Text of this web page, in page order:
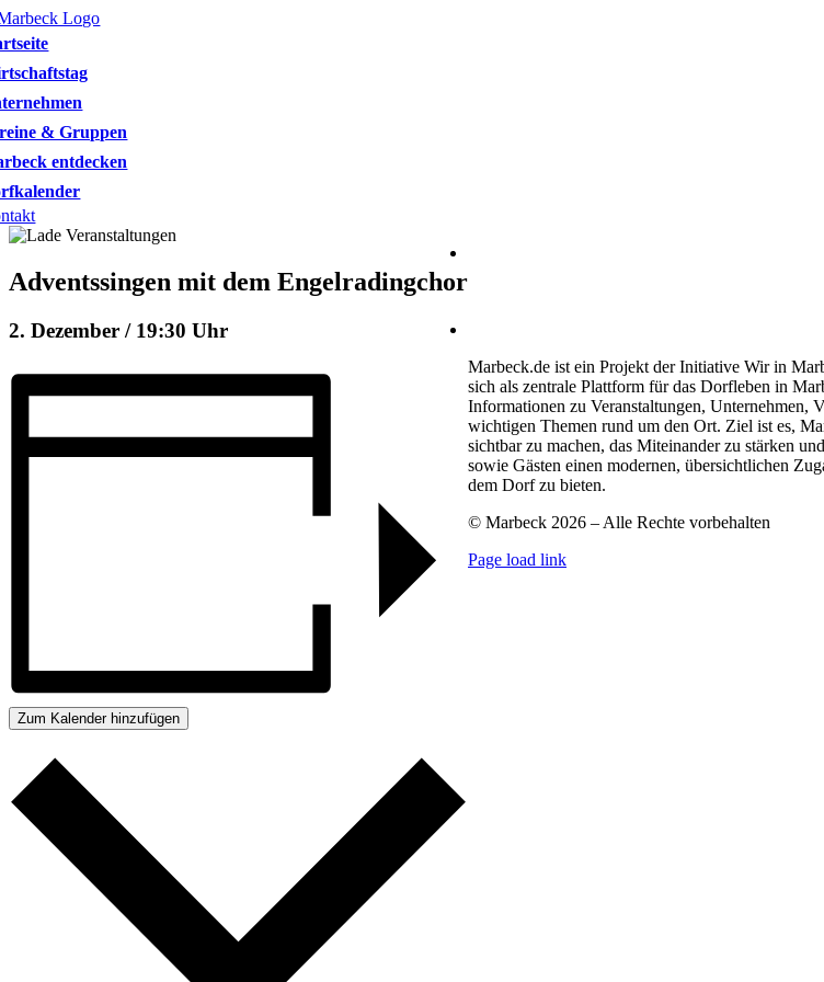
Skip
to
content
& Gruppen
entdecken
Adventssingen mit dem Engelradingchor
2. Dezember / 19:30 Uhr
Zum Kalender hinzufügen
Marbeck.de ist ein Projekt der Initiative Wir in
sich als zentrale Plattform für das Dorfleben in
Informationen zu Veranstaltungen, Unternehmen,
wichtigen Themen rund um den Ort. Ziel ist es,
sichtbar zu machen, das Miteinander zu stärken
sowie Gästen einen modernen, übersichtlichen
dem Dorf zu bieten.
© Marbeck 2026 – Alle Rechte vorbehalten
Page load link